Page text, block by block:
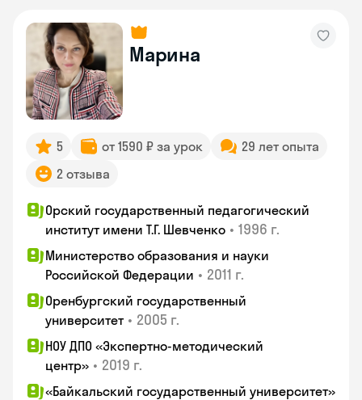
Марина
5 от 1590 ₽ за урок
29 лет опыта
2 отзыва
Орский государственный педагогический
институт имени Т.Г. Шевченко • 1996 г.
Министерство образования и науки
Российской Федерации • 2011 г.
Оренбургский государственный
университет • 2005 г.
НОУ ДПО «Экспертно-методический
центр» • 2019 г.
«Байкальский государственный университет»